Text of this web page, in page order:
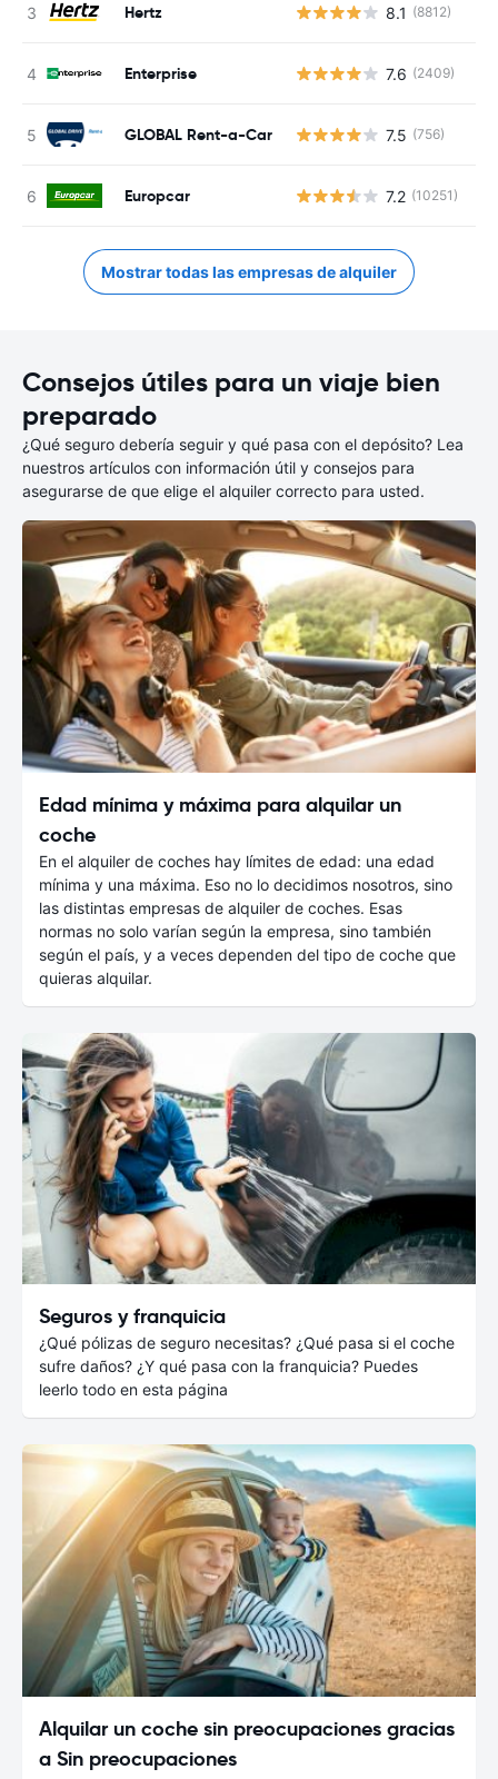
Hertz 8.1 (8812)
Enterprise 7.6 (2409)
GLOBAL Rent-a-Car 7.5 (756)
Europcar 7.2 (10251)
Mostrar todas las empresas de alquiler
Consejos útiles para un viaje bien
preparado
¿Qué seguro debería seguir y qué pasa con el depósito? Lea
nuestros artículos con información útil y consejos para
asegurarse de que elige el alquiler correcto para usted.
Edad mínima y máxima para alquilar un
coche
En el alquiler de coches hay límites de edad: una edad
mínima y una máxima. Eso no lo decidimos nosotros, sino
las distintas empresas de alquiler de coches. Esas
normas no solo varían según la empresa, sino también
según el país, y a veces dependen del tipo de coche que
quieras alquilar.
Seguros y franquicia
¿Qué pólizas de seguro necesitas? ¿Qué pasa si el coche
sufre daños? ¿Y qué pasa con la franquicia? Puedes
leerlo todo en esta página
Alquilar un coche sin preocupaciones gracias
a Sin preocupaciones